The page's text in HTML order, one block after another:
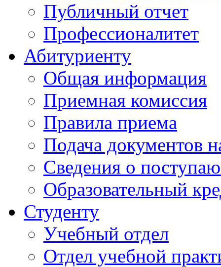
Публичный отчет
Профессионалитет
Абитуриенту
Общая информация
Приемная комиссия
Правила приема
Подача документов
Сведения о
Образовательный
Студенту
Учебный отдел
Отдел учебной